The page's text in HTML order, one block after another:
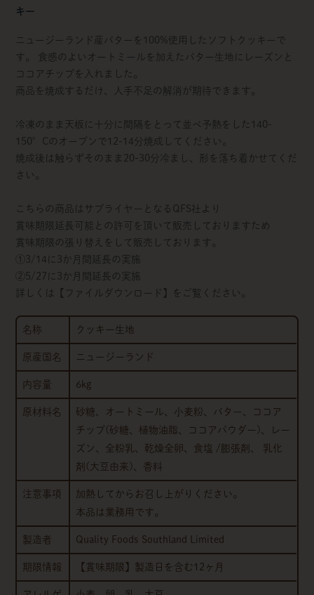
キー
ニュージーランド産バターを100%使用したソフトクッキーで
す。 食感のよいオートミールを加えたバター生地にレーズンと
ココアチップを入れました。
商品を焼成するだけ、人手不足の解消が期待できます。
冷凍のまま天板に十分に間隔をとって並べ予熱をした140-
150°Cのオーブンで12-14分焼成してください。
焼成後は触らずそのまま20-30分冷まし、形を落ち着かせてくだ
さい。
こちらの商品はサプライヤーとなるQFS社より
賞味期限延長可能との許可を頂いて販売しておりますため
賞味期限の張り替えをして販売しております。
①3/14に3か月間延長の実施
②5/27に3か月間延長の実施
詳しくは【ファイルダウンロード】をご覧ください。
名称 クッキー生地
原産国名 ニュージーランド
内容量 6kg
原材料名
砂糖、オートミール、小麦粉、バター、ココア
チップ(砂糖、植物油脂、ココアパウダー)、レー
ズン、全粉乳、乾燥全卵、食塩 /膨張剤、 乳化
剤(大豆由来)、香料
注意事項
加熱してからお召し上がりください。
本品は業務用です。
製造者 Quality Foods Southland Limited
期限情報 【賞味期限】製造日を含む12ヶ月